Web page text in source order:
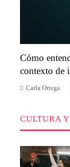
Cómo
contexto de
Carla Ortega
CULTURA